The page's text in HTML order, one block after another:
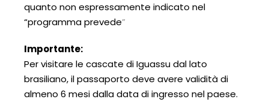
quanto non espressamente indicato nel
“programma prevede”
Importante:
Per visitare le cascate di Iguassu dal lato
brasiliano, il passaporto deve avere validità di
almeno 6 mesi dalla data di ingresso nel paese.